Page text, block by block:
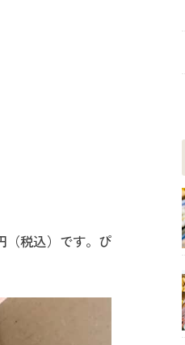
税込）です。ぴ